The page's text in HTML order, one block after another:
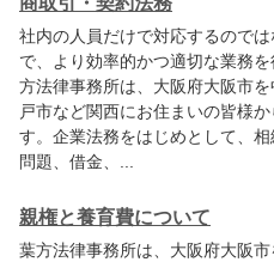
社内の人員だけで対応するのでは
で、より効率的かつ適切な業務
方法律事務所は、大阪府大阪市
戸市など関西にお住まいの皆様
す。企業法務をはじめとして、相
問題、借金、...
親権と養育費について
葉方法律事務所は、大阪府大阪